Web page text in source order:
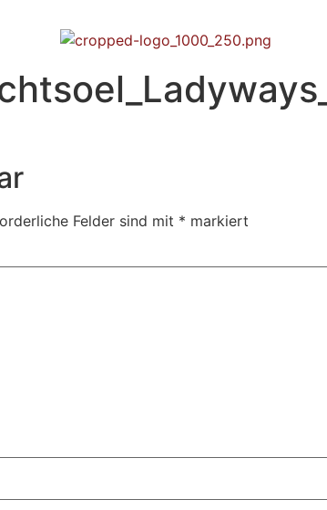
Felder sind mit * markiert